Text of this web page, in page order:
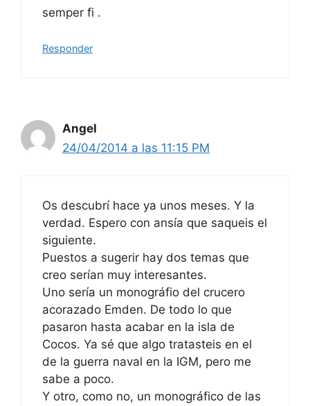
semper fi .
Responder
Angel
24/04/2014 a las 11:15 PM
Os descubrí hace ya unos meses. Y la
verdad. Espero con ansía que saqueis el
siguiente.
Puestos a sugerir hay dos temas que
creo serían muy interesantes.
Uno sería un monográfio del crucero
acorazado Emden. De todo lo que
pasaron hasta acabar en la isla de
Cocos. Ya sé que algo tratasteis en el
de la guerra naval en la IGM, pero me
sabe a poco.
Y otro, como no, un monográfico de las